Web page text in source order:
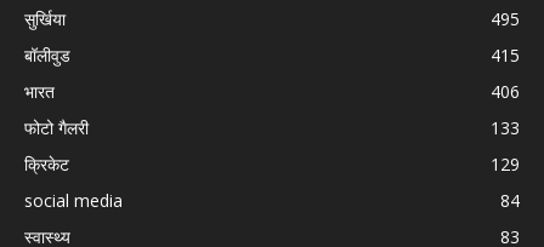
सुर्खिया
495
बॉलीवुड
415
भारत
406
फोटो गैलरी
133
क्रिकेट
129
social media
84
स्वास्थ्य
83